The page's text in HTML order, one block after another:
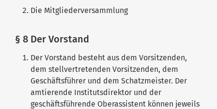
Die Mitgliederversammlung
§ 8 Der Vorstand
Der Vorstand besteht aus dem Vorsitzenden,
dem stellvertretenden Vorsitzenden, dem
Geschäftsführer und dem Schatzmeister. Der
amtierende Institutsdirektor und der
geschäftsführende Oberassistent können jeweils